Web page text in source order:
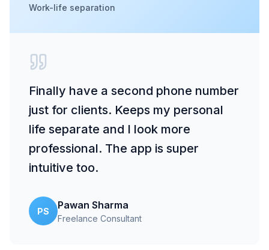
Work-life separation
Finally have a second phone number
just for clients. Keeps my personal
life separate and I look more
professional. The app is super
intuitive too.
PS
Pawan Sharma
Freelance Consultant